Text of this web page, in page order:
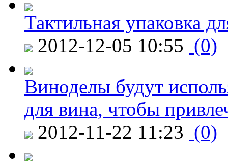
Тактильная упаковка
2012-12-05 10:55 (0)
Виноделы будут
для вина, чтобы
2012-11-22 11:23 (0)